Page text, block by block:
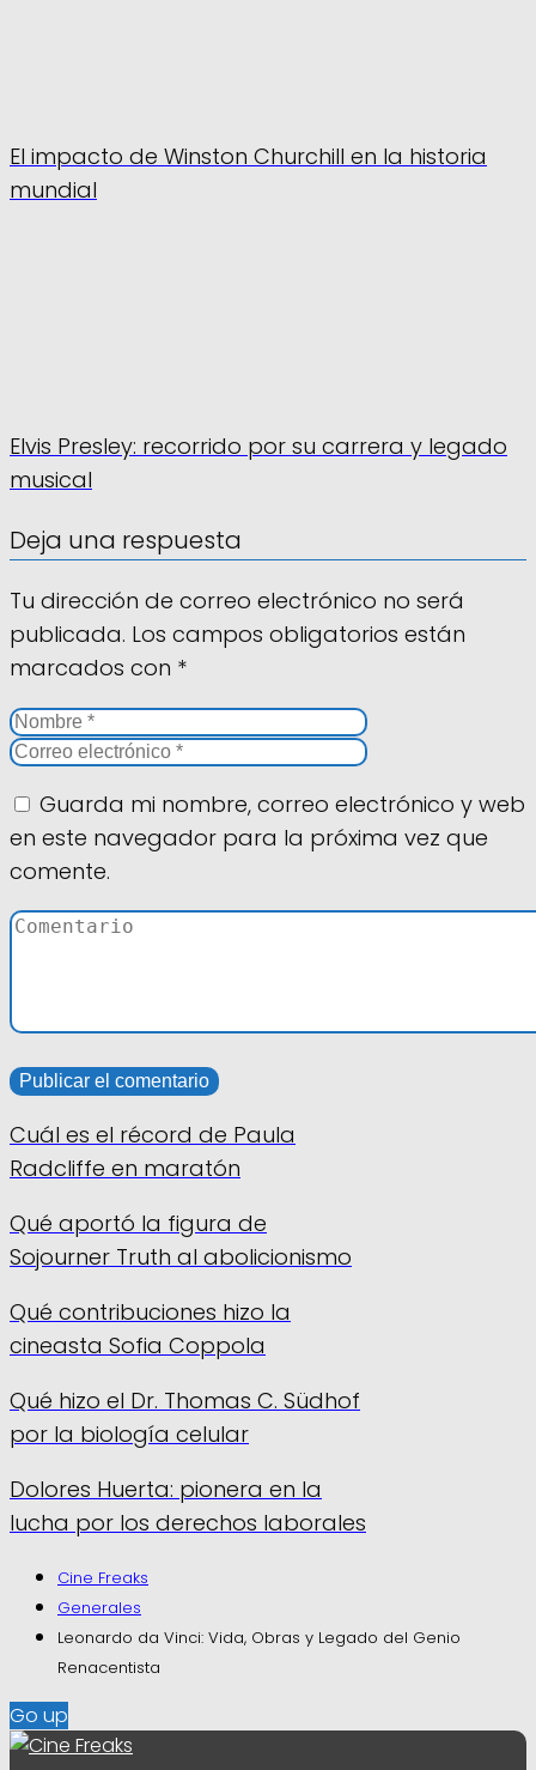
El impacto de Winston Churchill en la historia
mundial
Elvis Presley: recorrido por su carrera y legado
musical
Deja una respuesta
Tu dirección de correo electrónico no será
publicada. Los campos obligatorios están
marcados con *
Guarda mi nombre, correo electrónico y web
en este navegador para la próxima vez que
comente.
Cuál es el récord de Paula
Radcliffe en maratón
Qué aportó la figura de
Sojourner Truth al abolicionismo
Qué contribuciones hizo la
cineasta Sofia Coppola
Qué hizo el Dr. Thomas C. Südhof
por la biología celular
Dolores Huerta: pionera en la
lucha por los derechos laborales
Cine Freaks
Generales
Leonardo da Vinci: Vida, Obras y Legado del Genio
Renacentista
Go up